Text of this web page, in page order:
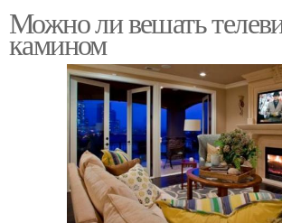
Камин в сочетании
Можно ли вешать
камином